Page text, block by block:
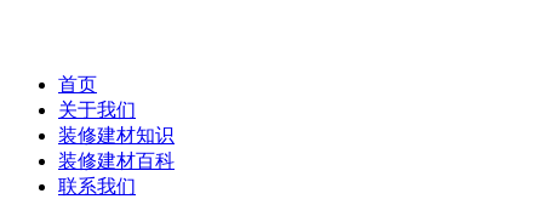
首页
关于我们
装修建材知识
装修建材百科
联系我们